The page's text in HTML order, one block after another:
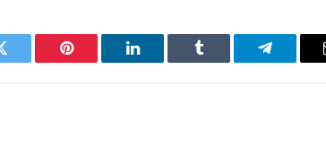
Pinterest LinkedIn Tumblr Telegram